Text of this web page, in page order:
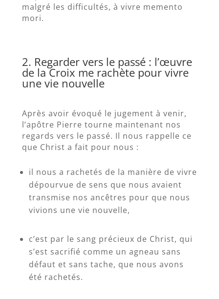
malgré les difficultés, à vivre memento
mori.
2. Regarder vers le passé : l’œuvre
de la Croix me rachète pour vivre
une vie nouvelle
Après avoir évoqué le jugement à venir,
l’apôtre Pierre tourne maintenant nos
regards vers le passé. Il nous rappelle ce
que Christ a fait pour nous :
il nous a rachetés de la manière de vivre
dépourvue de sens que nous avaient
transmise nos ancêtres pour que nous
vivions une vie nouvelle,
c’est par le sang précieux de Christ, qui
s’est sacrifié comme un agneau sans
défaut et sans tache, que nous avons
été rachetés.